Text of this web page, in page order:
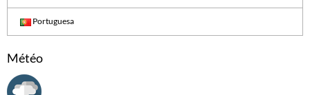
Portuguesa
Météo